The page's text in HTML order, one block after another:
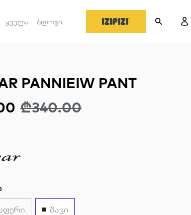
ყველა ბლოგი
PANNIEIW PANT
₾340.00
შავი